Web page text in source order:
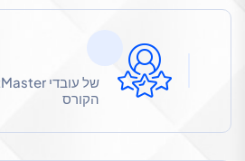
הקורס